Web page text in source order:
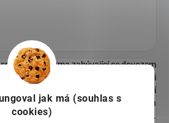
jak má (souhlas s
cookies)
rodinná firma zabývající se dovozem
bylin z celého světa od přímých pěstitelů či
dovozců. Nakoupené byliny na naší
rozvažujeme do vlastních
certifikovaných, vzduchotěsných obalů.